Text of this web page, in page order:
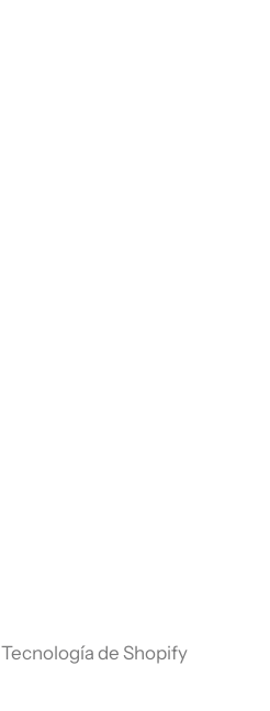
Tecnología de Shopify